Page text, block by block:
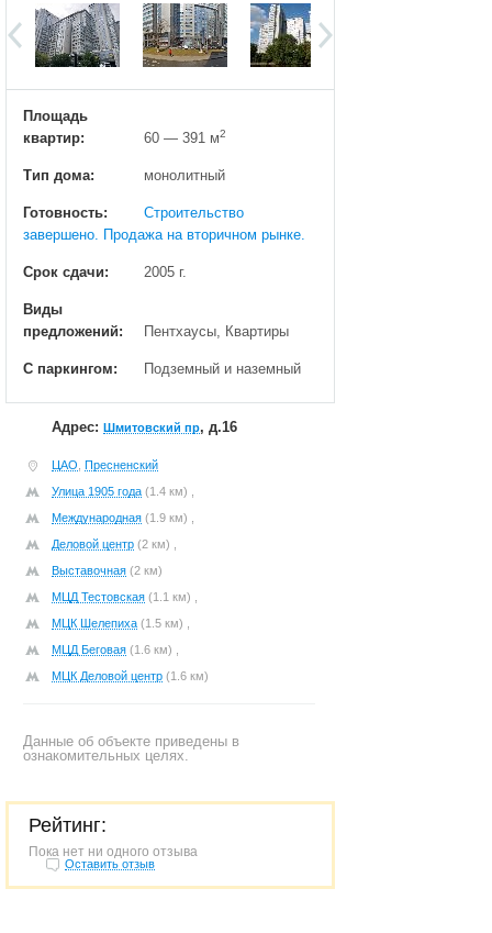
Площадь
квартир:
60 — 391 м2
Тип дома: монолитный
Готовность:
Строительство
завершено. Продажа на вторичном рынке.
Срок сдачи: 2005 г.
Виды
предложений:
Пентхаусы, Квартиры
С паркингом: Подземный и наземный
Адрес: Шмитовский пр, д.16
ЦАО Пресненский
Улица 1905 года (1.4 км) ,
Международная (1.9 км) ,
Деловой центр (2 км) ,
Выставочная (2 км)
МЦД Тестовская (1.1 км) ,
МЦК Шелепиха (1.5 км) ,
МЦД Беговая (1.6 км) ,
МЦК Деловой центр (1.6 км)
Данные об объекте приведены в
ознакомительных целях.
Рейтинг:
Пока нет ни одного отзыва
Оставить отзыв